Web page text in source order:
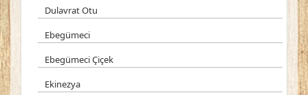
Dulavrat Otu
Ebegümeci
Ebegümeci Çiçek
Ekinezya